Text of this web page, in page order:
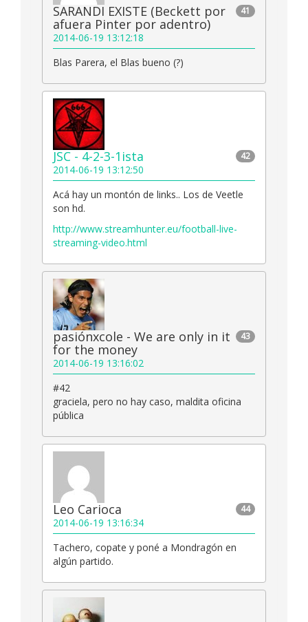
41
SARANDI EXISTE (Beckett por
afuera Pinter por adentro)
2014-06-19 13:12:18
Blas Parera, el Blas bueno (?)
42
JSC - 4-2-3-1ista
2014-06-19 13:12:50
Acá hay un montón de links.. Los de Veetle
son hd.
http://www.streamhunter.eu/football-live-
streaming-video.html
43
pasiónxcole - We are only in it
for the money
2014-06-19 13:16:02
#42
graciela, pero no hay caso, maldita oficina
pública
44
Leo Carioca
2014-06-19 13:16:34
Tachero, copate y poné a Mondragón en
algún partido.